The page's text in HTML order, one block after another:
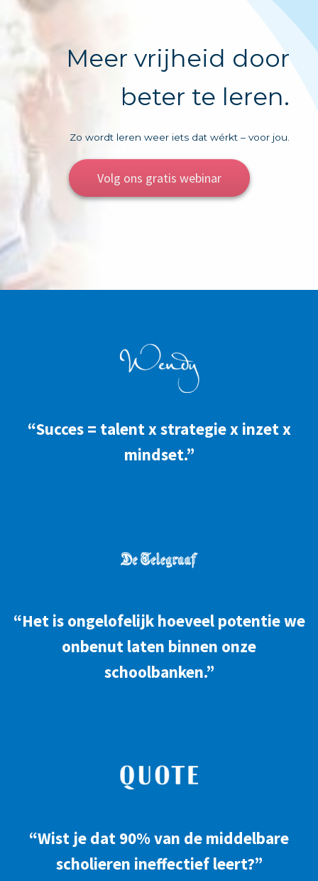
Meer vrijheid door
beter te leren.
Zo wordt leren weer iets dat wérkt – voor jou.
Volg ons gratis webinar
“Succes = talent x strategie x inzet x
mindset.”
“Het is ongelofelijk hoeveel potentie we
onbenut laten binnen onze
schoolbanken.”
“Wist je dat 90% van de middelbare
scholieren ineffectief leert?”